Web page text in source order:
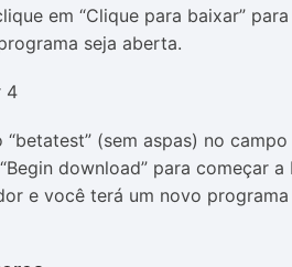
em “Clique para baixar”
seja aberta.
(sem aspas) no
download” para começar
e você terá um novo programa